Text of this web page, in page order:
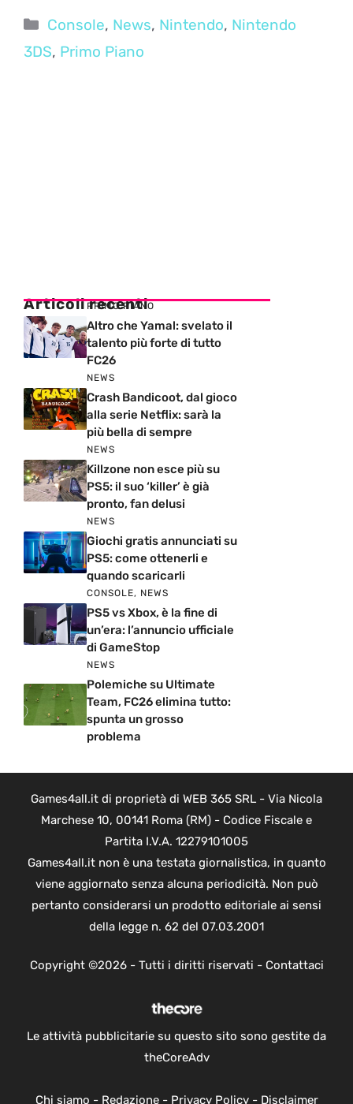
Categorie
Console, News, Nintendo, Nintendo
3DS, Primo Piano
Articoli recenti
PRIMO PIANO
Altro che Yamal: svelato il
talento più forte di tutto
FC26
NEWS
Crash Bandicoot, dal gioco
alla serie Netflix: sarà la
più bella di sempre
NEWS
Killzone non esce più su
PS5: il suo ‘killer’ è già
pronto, fan delusi
NEWS
Giochi gratis annunciati su
PS5: come ottenerli e
quando scaricarli
CONSOLE, NEWS
PS5 vs Xbox, è la fine di
un’era: l’annuncio ufficiale
di GameStop
NEWS
Polemiche su Ultimate
Team, FC26 elimina tutto:
spunta un grosso
problema
Games4all.it di proprietà di WEB 365 SRL - Via Nicola
Marchese 10, 00141 Roma (RM) - Codice Fiscale e
Partita I.V.A. 12279101005
Games4all.it non è una testata giornalistica, in quanto
viene aggiornato senza alcuna periodicità. Non può
pertanto considerarsi un prodotto editoriale ai sensi
della legge n. 62 del 07.03.2001
Copyright ©2026 - Tutti i diritti riservati - Contattaci
Le attività pubblicitarie su questo sito sono gestite da
theCoreAdv
Chi siamo - Redazione- Privacy Policy- Disclaimer